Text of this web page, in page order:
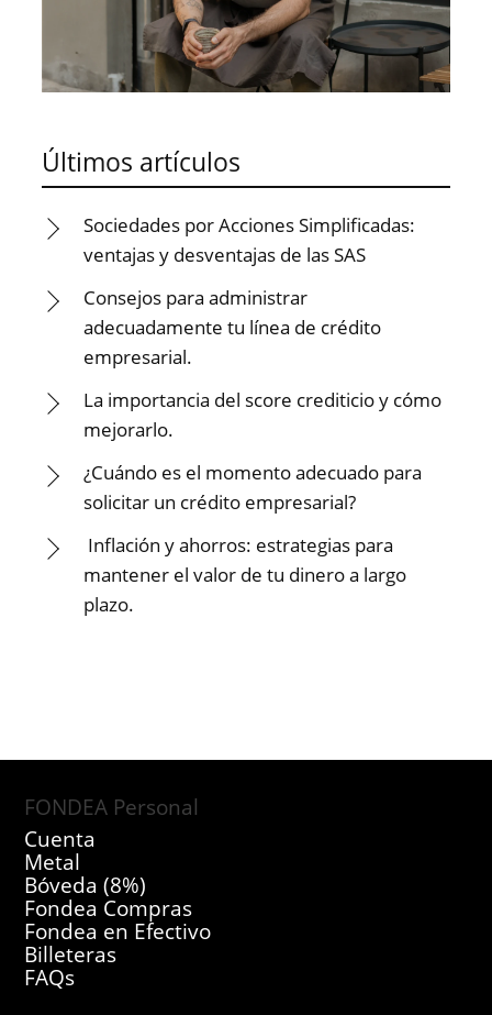
Últimos artículos
Sociedades por Acciones Simplificadas:
ventajas y desventajas de las SAS
Consejos para administrar
adecuadamente tu línea de crédito
empresarial.
La importancia del score crediticio y cómo
mejorarlo.
¿Cuándo es el momento adecuado para
solicitar un crédito empresarial?
Inflación y ahorros: estrategias para
mantener el valor de tu dinero a largo
plazo.
FONDEA Personal
Cuenta
Metal
Bóveda (8%)
Fondea Compras
Fondea en Efectivo
Billeteras
FAQs